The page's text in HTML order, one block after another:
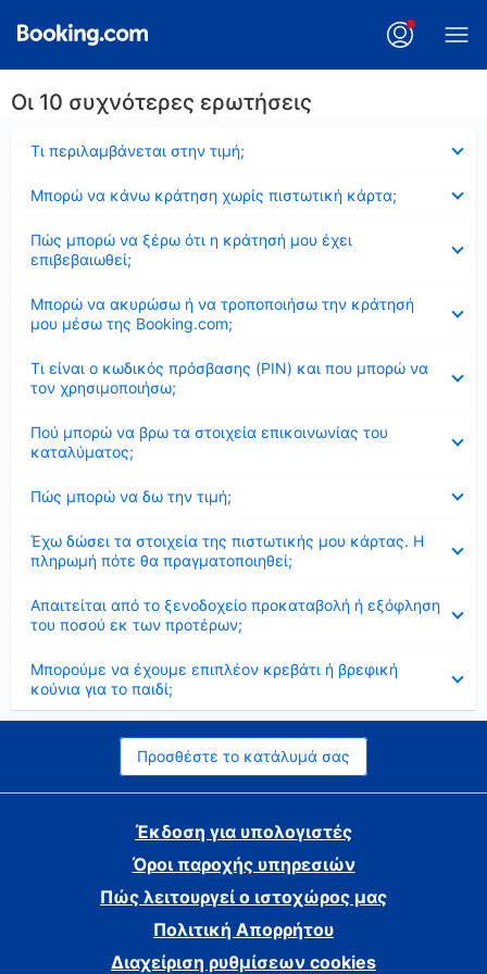
Οι 10 συχνότερες ερωτήσεις
Τι περιλαμβάνεται στην τιμή;
Μπορώ να κάνω κράτηση χωρίς πιστωτική κάρτα;
Πώς μπορώ να ξέρω ότι η κράτησή μου έχει
επιβεβαιωθεί;
Μπορώ να ακυρώσω ή να τροποποιήσω την κράτησή
μου μέσω της Booking.com;
Τι είναι ο κωδικός πρόσβασης (PIN) και που μπορώ να
τον χρησιμοποιήσω;
Πού μπορώ να βρω τα στοιχεία επικοινωνίας του
καταλύματος;
Πώς μπορώ να δω την τιμή;
Έχω δώσει τα στοιχεία της πιστωτικής μου κάρτας. Η
πληρωμή πότε θα πραγματοποιηθεί;
Απαιτείται από το ξενοδοχείο προκαταβολή ή εξόφληση
του ποσού εκ των προτέρων;
Μπορούμε να έχουμε επιπλέον κρεβάτι ή βρεφική
κούνια για το παιδί;
Προσθέστε το κατάλυμά σας
Έκδοση για υπολογιστές
Όροι παροχής υπηρεσιών
Πώς λειτουργεί ο ιστοχώρος μας
Πολιτική Απορρήτου
Διαχείριση ρυθμίσεων cookies